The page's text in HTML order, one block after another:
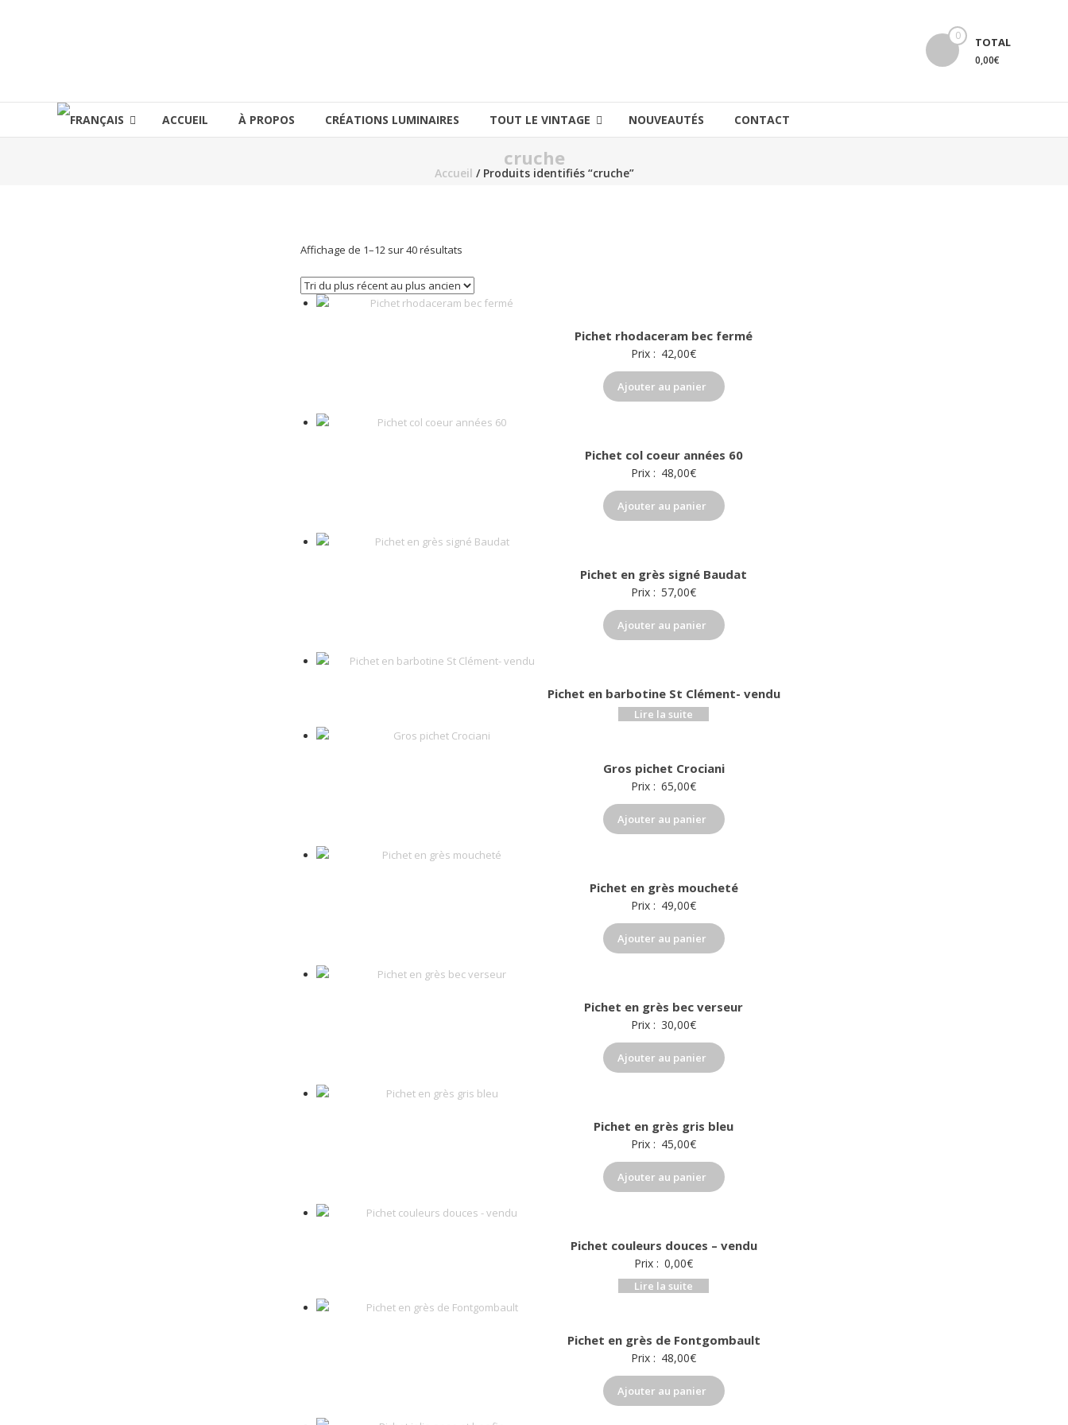
0 TOTAL
0,00€
ACCUEIL À PROPOS CRÉATIONS LUMINAIRES TOUT LE VINTAGE NOUVEAUTÉS CONTACT
cruche
Accueil / Produits identifiés “cruche”
Affichage de 1–12 sur 40 résultats
plus
récent
Pichet rhodaceram bec fermé
Prix : 42,00€
Ajouter au panier
Pichet col coeur années 60
Prix : 48,00€
Ajouter au panier
Pichet en grès signé Baudat
Prix : 57,00€
Ajouter au panier
Pichet en barbotine St Clément- vendu
Lire la suite
Gros pichet Crociani
Prix : 65,00€
Ajouter au panier
Pichet en grès moucheté
Prix : 49,00€
Ajouter au panier
Pichet en grès bec verseur
Prix : 30,00€
Ajouter au panier
Pichet en grès gris bleu
Prix : 45,00€
Ajouter au panier
Pichet couleurs douces – vendu
Prix : 0,00€
Lire la suite
Pichet en grès de Fontgombault
Prix : 48,00€
Ajouter au panier